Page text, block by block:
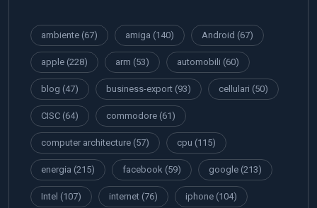
ambiente (67) amiga (140) Android (67)
apple (228) arm (53) automobili (60)
blog (47) business-export (93) cellulari (50)
CISC (64) commodore (61)
computer architecture (57) cpu (115)
energia (215) facebook (59) google (213)
Intel (107) internet (76) iphone (104)